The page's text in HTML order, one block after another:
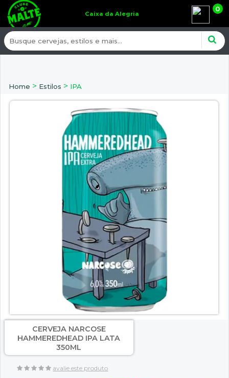
Caixa da Alegria
0
Home > Estilos > IPA
CERVEJA NARCOSE
HAMMEREDHEAD IPA LATA
350ML
avalie este produto